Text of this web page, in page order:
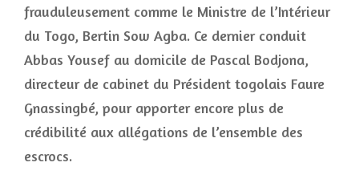
frauduleusement comme le Ministre de l’Intérieur
du Togo, Bertin Sow Agba. Ce dernier conduit
Abbas Yousef au domicile de Pascal Bodjona,
directeur de cabinet du Président togolais Faure
Gnassingbé, pour apporter encore plus de
crédibilité aux allégations de l’ensemble des
escrocs.